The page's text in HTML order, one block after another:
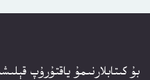
بۇ كىتابلارنىمۇ ياقتۇرۇپ